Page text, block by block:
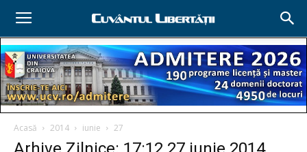
Acasă 2014 iunie 27